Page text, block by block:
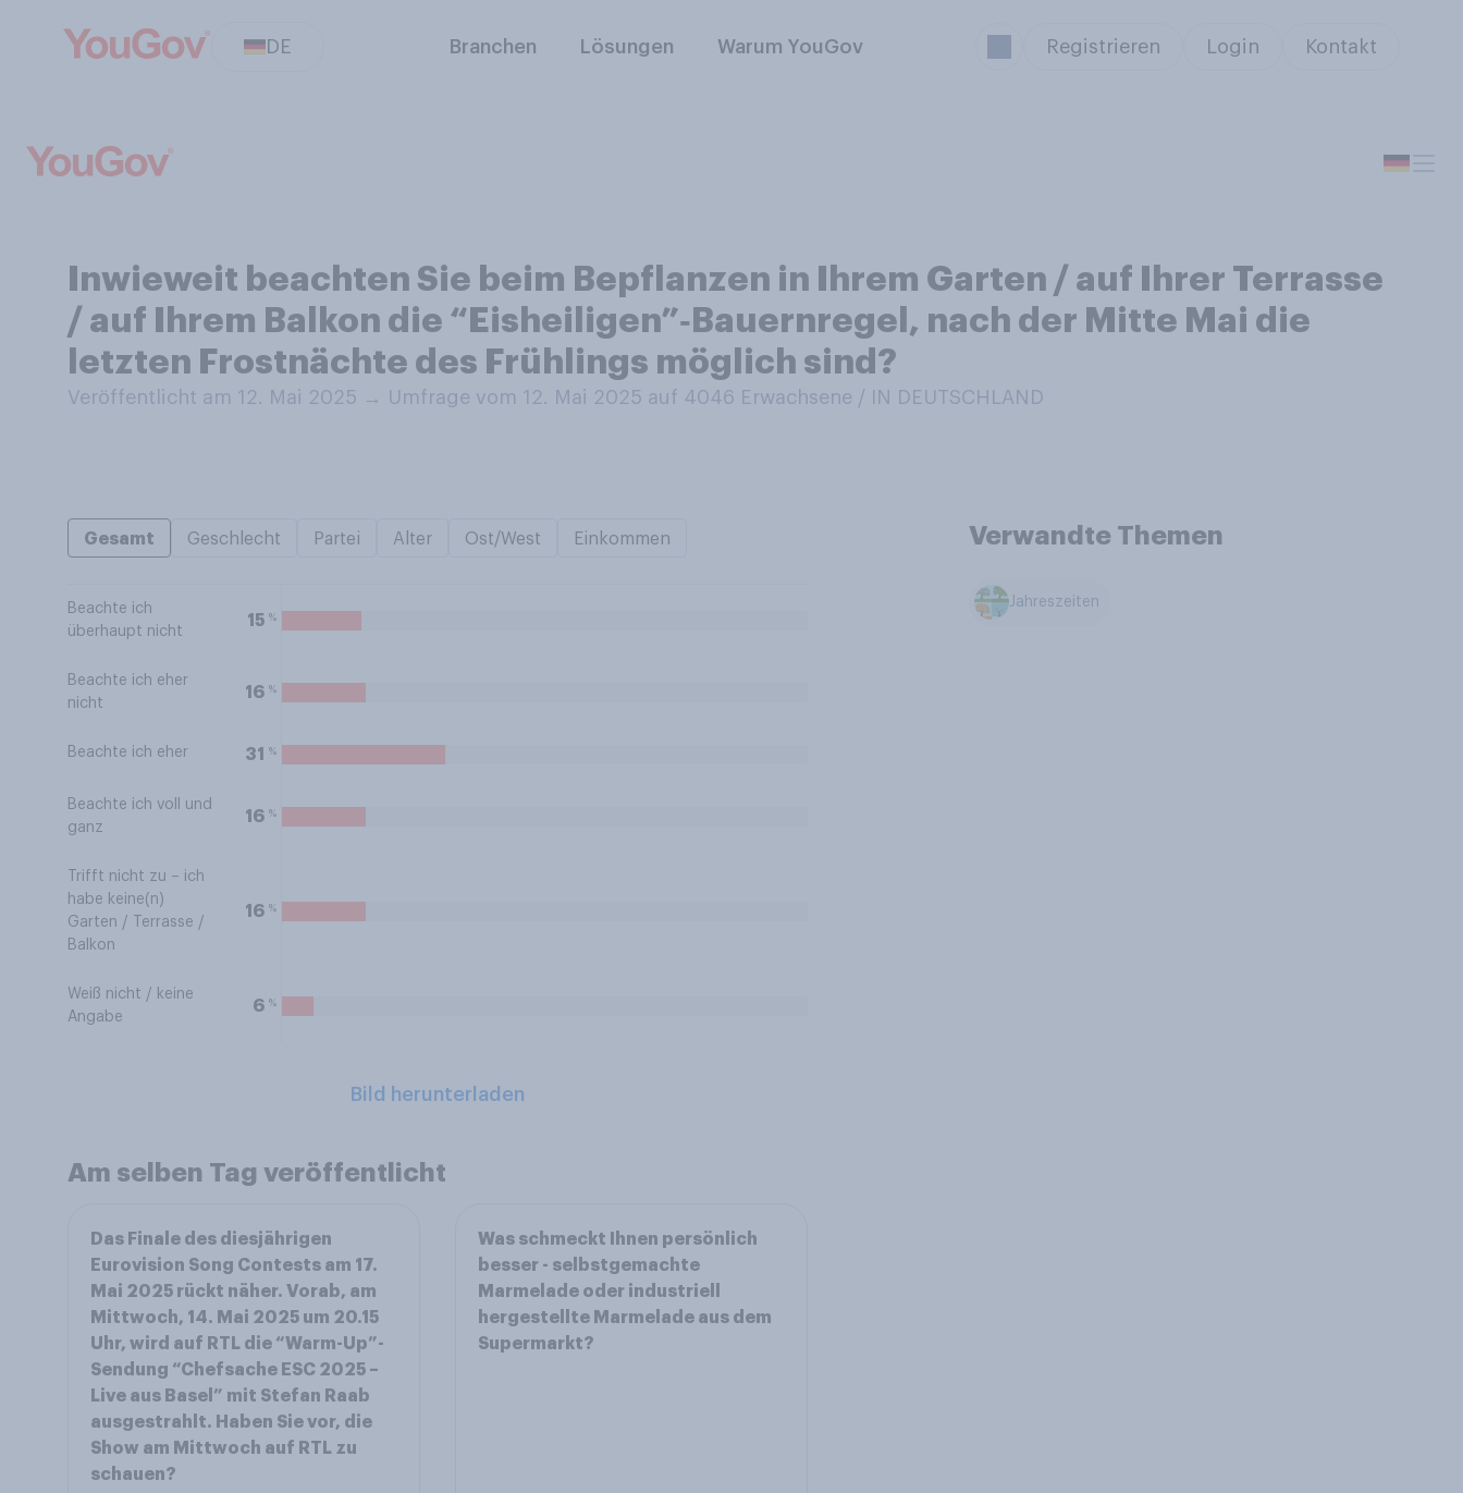
DE Branchen Lösungen Warum YouGov Registrieren Login Kontakt
Inwieweit beachten Sie beim Bepflanzen in Ihrem Garten / auf Ihrer Terrasse
/ auf Ihrem Balkon die “Eisheiligen”‑Bauernregel, nach der Mitte Mai die
letzten Frostnächte des Frühlings möglich sind?
Veröffentlicht am 12. Mai 2025 → Umfrage vom 12. Mai 2025 auf 4046 Erwachsene / IN DEUTSCHLAND
Gesamt Geschlecht Partei Alter Ost/West Einkommen
Beachte ich
überhaupt nicht
15 %
Beachte ich eher
nicht
16 %
Beachte ich eher 31 %
Beachte ich voll und
ganz
16 %
Trifft nicht zu – ich
habe keine(n)
Garten / Terrasse /
Balkon
16 %
Weiß nicht / keine
Angabe
6 %
Bild herunterladen
Verwandte Themen
Jahreszeiten
Am selben Tag veröffentlicht
Das Finale des diesjährigen
Eurovision Song Contests am 17.
Mai 2025 rückt näher. Vorab, am
Mittwoch, 14. Mai 2025 um 20.15
Uhr, wird auf RTL die “Warm-Up”-
Sendung “Chefsache ESC 2025 –
Live aus Basel” mit Stefan Raab
ausgestrahlt. Haben Sie vor, die
Show am Mittwoch auf RTL zu
schauen?
Was schmeckt Ihnen persönlich
besser - selbstgemachte
Marmelade oder industriell
hergestellte Marmelade aus dem
Supermarkt?